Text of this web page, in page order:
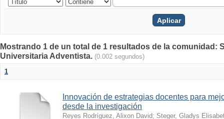
Mostrando 1 de un total de 1 resultados de la comunidad:
Universitaria Adventista. (0.002 segundos)
1
Innovación de estrategias docentes para
desde la investigación
Reyes Rodríguez, Alixon David; Steger, Gladys